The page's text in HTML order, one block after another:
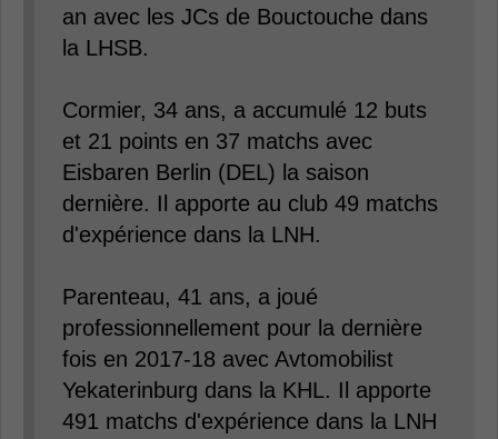
an avec les JCs de Bouctouche dans
la LHSB.
Cormier, 34 ans, a accumulé 12 buts
et 21 points en 37 matchs avec
Eisbaren Berlin (DEL) la saison
dernière. Il apporte au club 49 matchs
d'expérience dans la LNH.
Parenteau, 41 ans, a joué
professionnellement pour la dernière
fois en 2017-18 avec Avtomobilist
Yekaterinburg dans la KHL. Il apporte
491 matchs d'expérience dans la LNH